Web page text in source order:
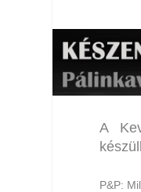
A
P&P: